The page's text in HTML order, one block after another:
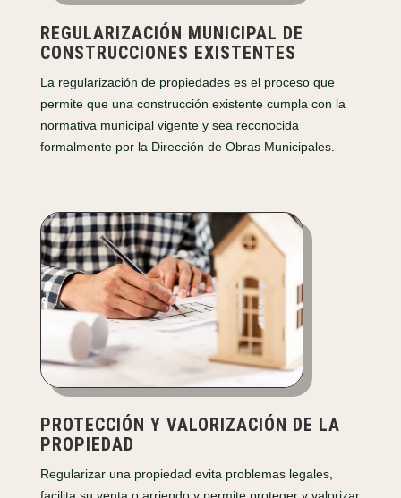
REGULARIZACIÓN MUNICIPAL DE
CONSTRUCCIONES EXISTENTES
La regularización de propiedades es el proceso que
permite que una construcción existente cumpla con la
normativa municipal vigente y sea reconocida
formalmente por la Dirección de Obras Municipales.
PROTECCIÓN Y VALORIZACIÓN DE LA
PROPIEDAD
Regularizar una propiedad evita problemas legales,